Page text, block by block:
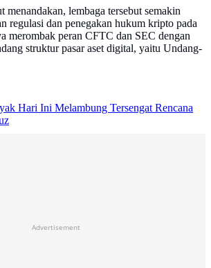
menandakan, lembaga tersebut semakin
regulasi dan penegakan hukum kripto pada
merombak peran CFTC dan SEC dengan
struktur pasar aset digital, yaitu Undang-
Hari Ini Melambung Tersengat Rencana
Advertisement